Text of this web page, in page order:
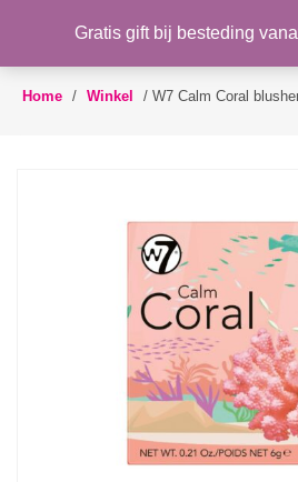
Toggle
WENSLIJST
Home / Winkel / W7 Calm Coral
Gratis gift bij besteding